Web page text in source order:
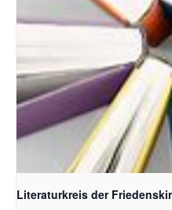
Bildquelle Pixabay
Literaturkreis der